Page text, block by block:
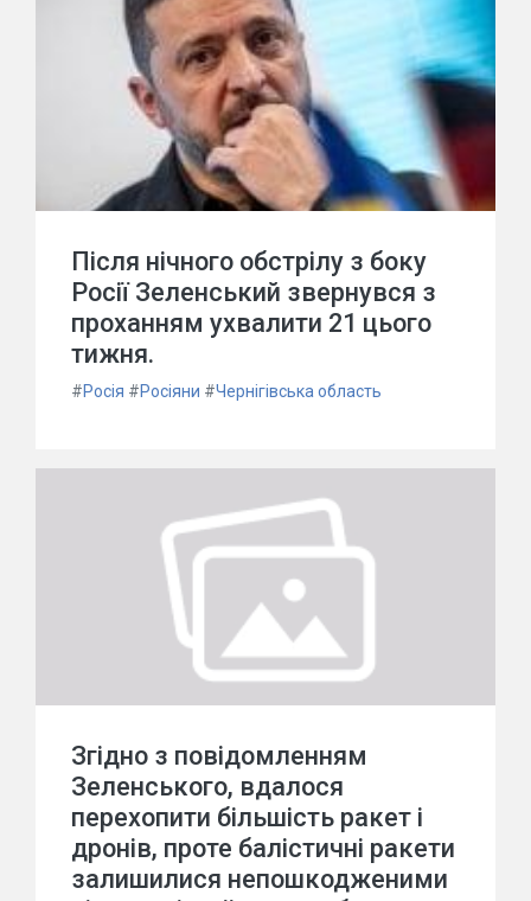
Після нічного обстрілу з боку
Росії Зеленський звернувся з
проханням ухвалити 21 цього
тижня.
#Росія #Росіяни #Чернігівська область
Згідно з повідомленням
Зеленського, вдалося
перехопити більшість ракет і
дронів, проте балістичні ракети
залишилися непошкодженими